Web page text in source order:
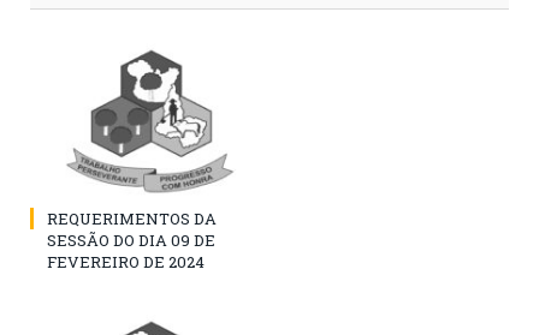
REQUERIMENTOS DA
SESSÃO DO DIA 09 DE
FEVEREIRO DE 2024